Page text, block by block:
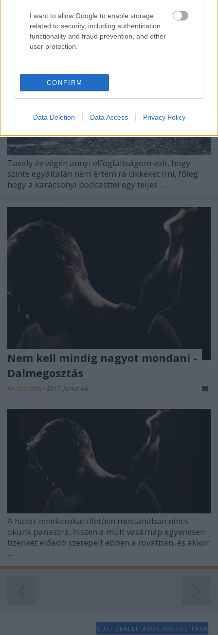
I want to allow Google to enable storage
related to security, including authentication
functionality and fraud prevention, and other
user protection.
CONFIRM
Data Deletion Data Access Privacy Policy
Kovács.Attila•2018. január 15.
Tavaly év végén annyi elfoglaltságom volt, hogy
szinte egyáltalán nem értem rá cikkeket írni, főleg
hogy a karácsonyi podcasttel egy teljes ...
Nem kell mindig nagyot mondani -
Dalmegosztás
Kovács.Attila • 2017. június 04.
A hazai zenekarokat illetően mostanában nincs
okunk panaszra, hiszen a múlt vasárnap egyenesen
tizenkét előadó szerepelt ebben a rovatban, és akkor
...
SÜTI BEÁLLÍTÁSOK MÓDOSÍTÁSA